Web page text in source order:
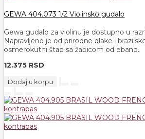
GEWA 404.073 1/2 Violinsko gudalo
Gewa gudalo za violinu je dostupno u
Napravljeno je od prirodne dlake i
osmerokutni štap sa žabicom od ebano..
12.375 RSD
Dodaj u korpu